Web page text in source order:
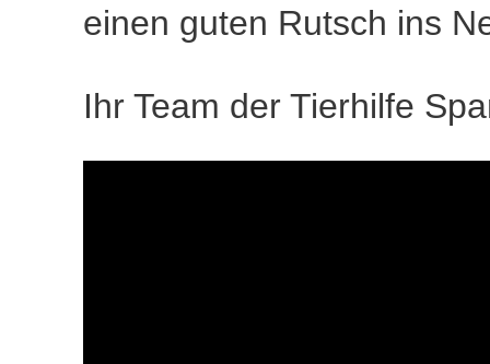
einen guten Rutsch ins
Ihr Team der Tierhilfe